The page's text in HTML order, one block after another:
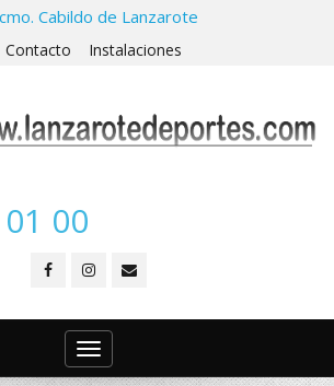
Cabildo de Lanzarote
Contacto Instalaciones
00
Toggle
navigation